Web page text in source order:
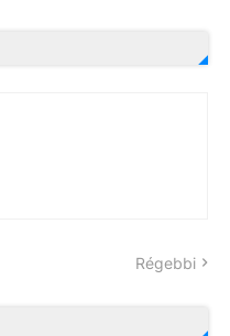
Régebbi